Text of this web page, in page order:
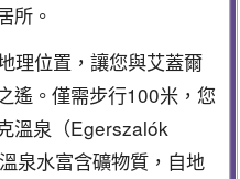
所。
理位置，讓您與艾蓋爾
遙。僅需步行100米，您
溫泉（Egerszalók
泉水富含礦物質，自地